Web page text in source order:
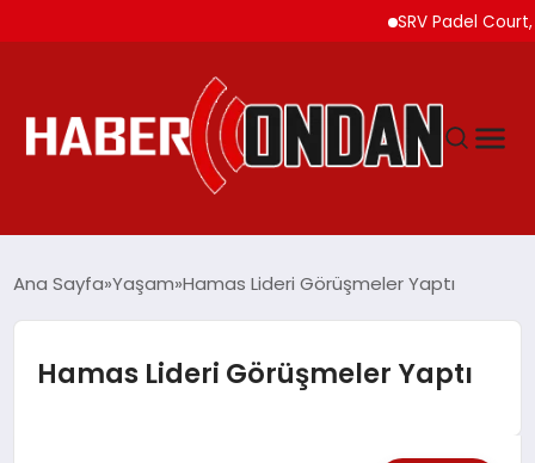
SRV Padel Court,
Ana Sayfa Yaşam Hamas Lideri Görüşmeler Yaptı
Hamas Lideri Görüşmeler Yaptı